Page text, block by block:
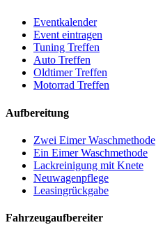
Eventkalender
Event eintragen
Tuning Treffen
Auto Treffen
Oldtimer Treffen
Motorrad Treffen
Aufbereitung
Zwei Eimer Waschmethode
Ein Eimer Waschmethode
Lackreinigung mit Knete
Neuwagenpflege
Leasingrückgabe
Fahrzeugaufbereiter